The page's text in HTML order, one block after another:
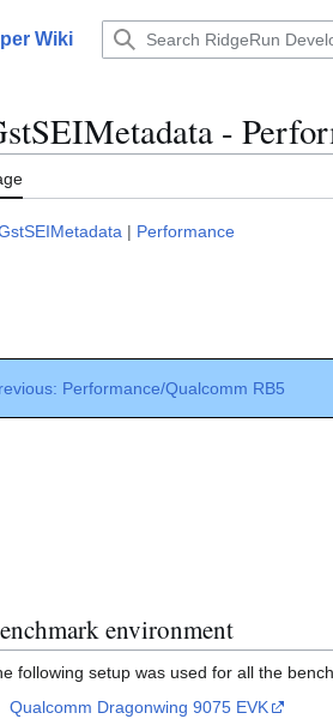
Wiki
-
| Performance
Performance/Qualcomm RB5
environment
following setup was used for all the
Qualcomm Dragonwing 9075 EVK